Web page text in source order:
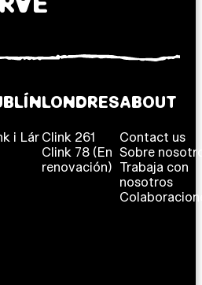
i Lár
LONDRES
Clink 261
Clink 78 (En
renovación)
ABOUT
Contact us
Sobre
Trabaja con
nosotros